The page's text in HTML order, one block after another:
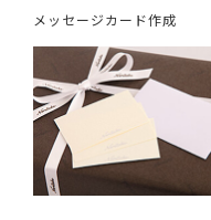
メッセージカード作成